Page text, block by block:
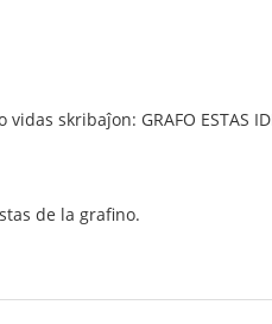
skribaĵon: GRAFO ESTAS
de la grafino.